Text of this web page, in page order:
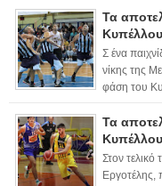
Τα
Σ ένα
νίκης της
φάση του
Τα
Στον
Εργοτέλης,